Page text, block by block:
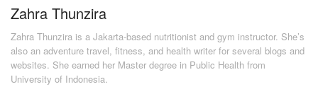
Zahra Thunzira
Zahra Thunzira is a Jakarta-based nutritionist and gym instructor. She’s
also an adventure travel, fitness, and health writer for several blogs and
websites. She earned her Master degree in Public Health from
University of Indonesia.